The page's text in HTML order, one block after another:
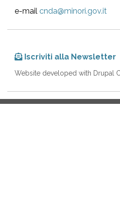
e-mail cnda@minori.gov.it
Iscriviti alla Newsletter
Website developed with Drupal